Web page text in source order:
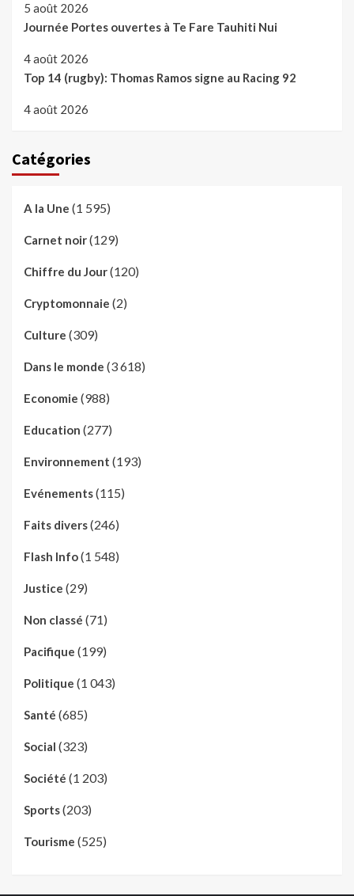
5 août 2026
Journée Portes ouvertes à Te Fare Tauhiti Nui
4 août 2026
Top 14 (rugby): Thomas Ramos signe au Racing 92
4 août 2026
Catégories
A la Une (1 595)
Carnet noir(129)
Chiffre du Jour(120)
Cryptomonnaie (2)
Culture (309)
Dans le monde (3 618)
Economie (988)
Education (277)
Environnement (193)
Evénements(115)
Faits divers(246)
Flash Info(1 548)
Justice (29)
Non classé (71)
Pacifique (199)
Politique (1 043)
Santé (685)
Social (323)
Société (1 203)
Sports(203)
Tourisme (525)